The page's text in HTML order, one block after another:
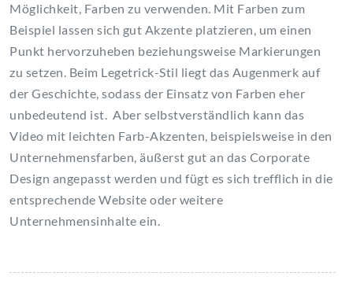
Möglichkeit, Farben zu verwenden. Mit Farben zum
Beispiel lassen sich gut Akzente platzieren, um einen
Punkt hervorzuheben beziehungsweise Markierungen
zu setzen. Beim Legetrick-Stil liegt das Augenmerk auf
der Geschichte, sodass der Einsatz von Farben eher
unbedeutend ist. Aber selbstverständlich kann das
Video mit leichten Farb-Akzenten, beispielsweise in den
Unternehmensfarben, äußerst gut an das Corporate
Design angepasst werden und fügt es sich trefflich in die
entsprechende Website oder weitere
Unternehmensinhalte ein.